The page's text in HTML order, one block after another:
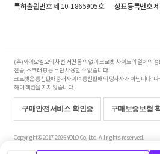
특허출원번호제 10-1865905호 상표등록번호
(주)와이오엘오의 사전 서면 동의 없이 크로켓 사이트의 일체의
전송, 스크래핑 등 무단 사용할 수 없습니다.
크로켓은 통신판매중개자이며 통신판매의 당사자가 아닙니다.
하여 책임을 지지 않습니다.
구매안전서비스 확인증 구매보증보험
Copyright© 2017-2026 YOLO Co, Ltd. All rights reserved.